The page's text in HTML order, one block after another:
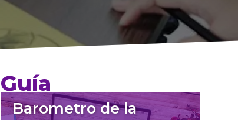
Guía
Barometro de la